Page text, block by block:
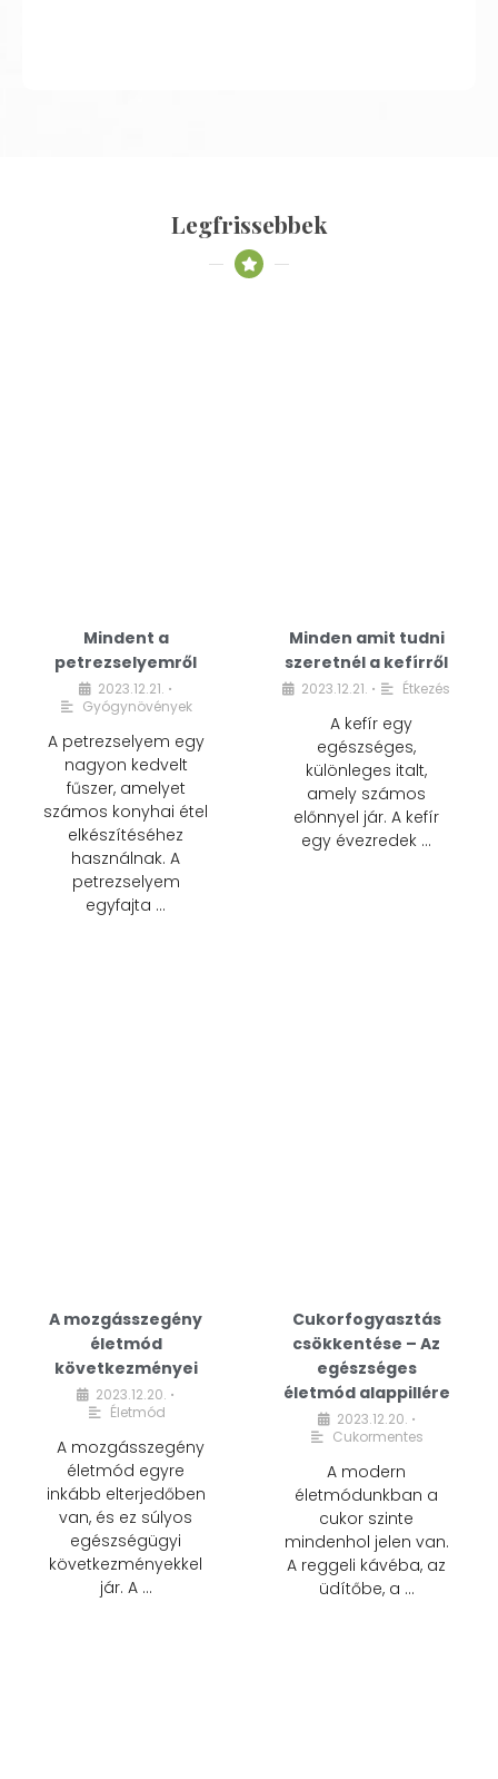
Legfrissebbek
Mindent a
petrezselyemről
2023.12.21. •
Gyógynövények
A petrezselyem egy
nagyon kedvelt
fűszer, amelyet
számos konyhai étel
elkészítéséhez
használnak. A
petrezselyem
egyfajta …
Minden amit tudni
szeretnél a kefírről
2023.12.21. • Étkezés
A kefír egy
egészséges,
különleges italt,
amely számos
előnnyel jár. A kefír
egy évezredek …
A mozgásszegény
életmód
következményei
2023.12.20. •
Életmód
A mozgásszegény
életmód egyre
inkább elterjedőben
van, és ez súlyos
egészségügyi
következményekkel
jár. A …
Cukorfogyasztás
csökkentése – Az
egészséges
életmód alappillére
2023.12.20. •
Cukormentes
A modern
életmódunkban a
cukor szinte
mindenhol jelen van.
A reggeli kávéba, az
üdítőbe, a …